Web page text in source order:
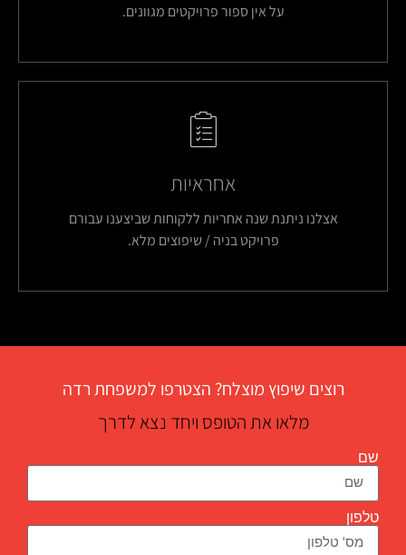
על אין ספור פרויקטים מגוונים.
אחראיות
אצלנו ניתנת שנה אחריות ללקוחות שביצענו עבורם
פרויקט בניה / שיפוצים מלא.
רוצים שיפוץ מוצלח? הצטרפו למשפחת רדה
מלאו את הטופס ויחד נצא לדרך
שם
טלפון